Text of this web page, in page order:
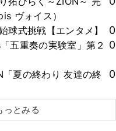
ヴォイス）
球式挑戦【エンタメ】
0
五重奏の実験室」第２ 0
「夏の終わり 友達の終
0
っとみる